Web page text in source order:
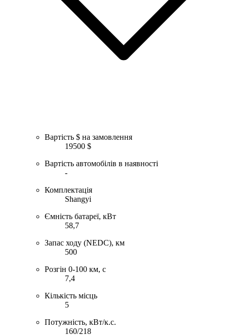
Вартість $ на замовлення
19500 $
Вартість автомобілів в наявності
-
Комплектація
Shangyi
Ємність батареї, кВт
58,7
Запас ходу (NEDC), км
500
Розгін 0-100 км, с
7,4
Кількість місць
5
Потужність, кВт/к.с.
160/218